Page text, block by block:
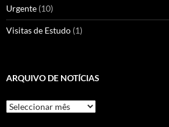
Urgente (10)
Visitas de Estudo (1)
ARQUIVO DE NOTÍCIAS
Arquivo
de